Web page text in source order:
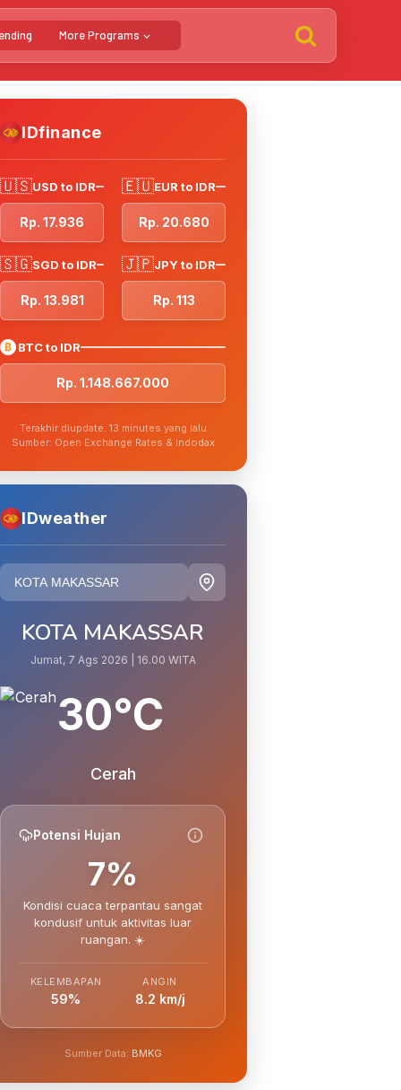
More Programs
IDfinance
🇺🇸USD to IDR
Rp. 17.936
🇪🇺EUR to IDR
Rp. 20.680
🇸🇬SGD to IDR
Rp. 13.981
🇯🇵JPY to IDR
Rp. 113
₿ BTC to IDR
Rp. 1.148.667.000
Terakhir diupdate: 13 minutes yang lalu
Sumber: Open Exchange Rates & Indodax
IDweather
KOTA MAKASSAR
Jumat, 7 Ags 2026 | 16.00 WITA
30°C
Cerah
Potensi Hujan
7%
Kondisi cuaca terpantau sangat
kondusif untuk aktivitas luar
ruangan. ☀️
KELEMBAPAN
59%
ANGIN
8.2 km/j
Sumber Data: BMKG